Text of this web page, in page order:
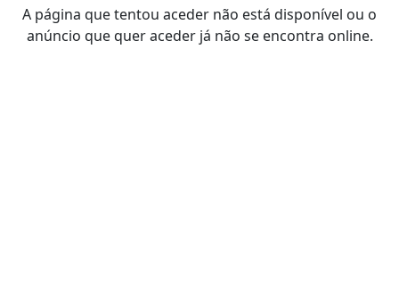
A página que tentou aceder não está disponível ou o
anúncio que quer aceder já não se encontra online.